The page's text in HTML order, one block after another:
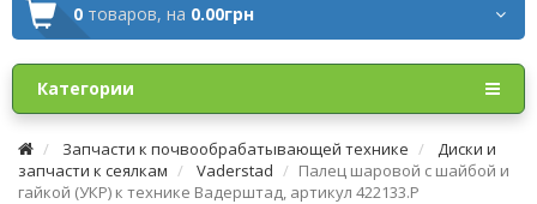
0 товаров, на 0.00грн
Категории
Запчасти к почвообрабатывающей технике
Диски и
запчасти к сеялкам
Vaderstad
Палец шаровой с шайбой и
гайкой (УКР) к технике Вадерштад, артикул 422133.P